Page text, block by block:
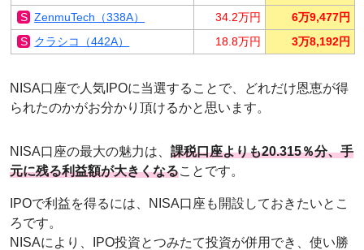
ZenmuTech（338A）
34.2万円
6万9,477円
クラシコ（442A）
18.8万円 3万8,192円
NISA口座で人気IPOに当選することで、どれだけ恩恵が得
られたのかがお分かり頂けるかと思います。
NISA口座の最大の魅力は、 課税口座よりも20.315％分、手
元に残る利益額が大きくなることです。
IPOで利益を得るには、NISA口座も開設しておきたいとこ
ろです。
NISAにより、IPO投資とつみたて投資が併用でき、使い勝